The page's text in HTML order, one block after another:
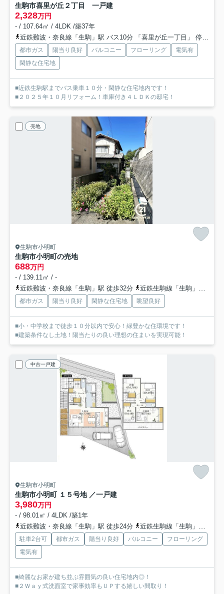
生駒市喜里が丘２丁目 一戸建
2,328万円
- / 107.64㎡ / 4LDK /築37年
近鉄難波・奈良線「生駒」駅 バス10分 「喜里が丘一丁目」 停歩7分
都市ガス 陽当り良好 バルコニー フローリング
電気有
閑静な住宅地
■近鉄生駒駅までバス乗車１０分・閑静な住宅地内です！
■２０２５年１０月リフォーム！車庫付き４ＬＤＫの邸宅！
売地
生駒市小明町
生駒市小明町の売地
688万円
- / 139.11㎡ / -
近鉄難波・奈良線「生駒」駅 徒歩32分
近鉄生駒線「生駒」駅 徒歩32分
都市ガス 陽当り良好 閑静な住宅地 眺望良好
■小・中学校まで徒歩１０分以内で安心！緑豊かな住環境です！
■建築条件なし土地！陽当たりの良い理想の住まいを実現可能！
中古一戸建
生駒市小明町
生駒市小明町 １５号地 ／一戸建
3,980万円
- / 98.01㎡ / 4LDK /築1年
近鉄難波・奈良線「生駒」駅 徒歩24分
近鉄生駒線「生駒」駅 徒歩24分
駐車2台可 都市ガス 陽当り良好 バルコニー
フローリング
電気有
■綺麗なお家が建ち並ぶ雰囲気の良い住宅地内◎！
■２Ｗａｙ式洗面室で家事効率もＵＰする嬉しい間取り！